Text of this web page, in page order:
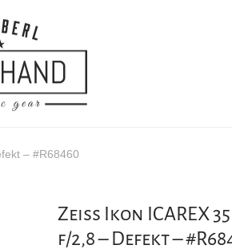
– #R68460
Zeiss Ikon ICAREX
f/2,8 – Defekt –